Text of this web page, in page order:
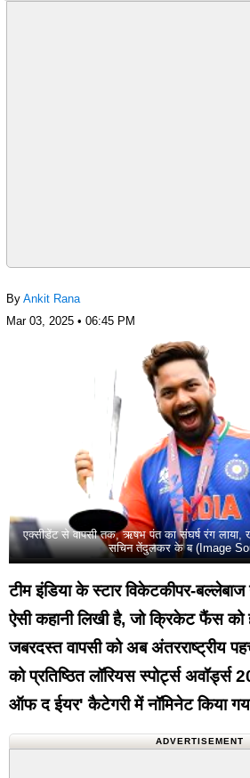
By Ankit Rana
Mar 03, 2025 • 06:45 PM
एक्सीडेंट से वापसी तक, ऋषभ पंत का संघर्ष रंग लाया,
सचिन तेंदुलकर के ब (Image
टीम इंडिया के स्टार विकेटकीपर-
ऐसी कहानी लिखी है, जो क्रिकेट फैंस को
जबरदस्त वापसी को अब अंतरराष्ट्रीय
को प्रतिष्ठित लॉरियस स्पोर्ट्स
ऑफ द ईयर' कैटेगरी में नॉमिनेट किया
ADVERTISEMENT